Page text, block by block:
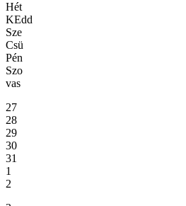
Hét
KEdd
Sze
Csü
Pén
Szo
vas
27
28
29
30
31
1
2